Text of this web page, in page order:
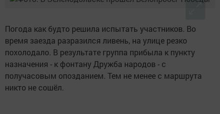
Погода как будто решила испытать участников. Во
время заезда разразился ливень, на улице резко
похолодало. В результате группа прибыла к пункту
назначения - к фонтану Дружба народов - с
получасовым опозданием. Тем не менее с маршрута
никто не сошёл.